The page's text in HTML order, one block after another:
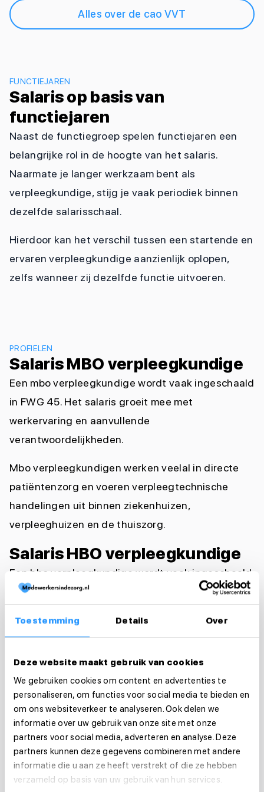
Toestemming Details Over
Deze website maakt gebruik van cookies
We gebruiken cookies om content en advertenties te
personaliseren, om functies voor social media te bieden en
om ons websiteverkeer te analyseren. Ook delen we
informatie over uw gebruik van onze site met onze
partners voor social media, adverteren en analyse. Deze
partners kunnen deze gegevens combineren met andere
informatie die u aan ze heeft verstrekt of die ze hebben
verzameld op basis van uw gebruik van hun services.
Alles over de cao VVT
FUNCTIEJAREN
Salaris op basis van
functiejaren
Naast de functiegroep spelen functiejaren een
belangrijke rol in de hoogte van het salaris.
Naarmate je langer werkzaam bent als
verpleegkundige, stijg je vaak periodiek binnen
dezelfde salarisschaal.
Hierdoor kan het verschil tussen een startende en
ervaren verpleegkundige aanzienlijk oplopen,
zelfs wanneer zij dezelfde functie uitvoeren.
PROFIELEN
Salaris MBO verpleegkundige
Een mbo verpleegkundige wordt vaak ingeschaald
in FWG 45. Het salaris groeit mee met
werkervaring en aanvullende
verantwoordelijkheden.
Mbo verpleegkundigen werken veelal in directe
patiëntenzorg en voeren verpleegtechnische
handelingen uit binnen ziekenhuizen,
verpleeghuizen en de thuiszorg.
Salaris HBO verpleegkundige
Een hbo verpleegkundige wordt vaak ingeschaald
in FWG 50 of hoger. Door de grotere nadruk op
kwaliteitsverbetering ligt het salaris doorgaans
HBO verpleegkundige
SPECIALISATIES